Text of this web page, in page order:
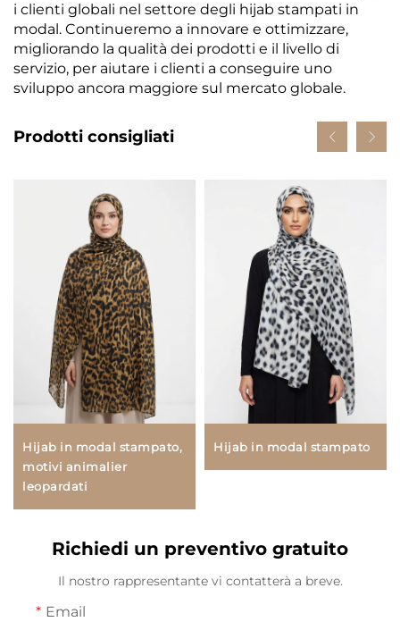
i clienti globali nel settore degli hijab stampati in
modal. Continueremo a innovare e ottimizzare,
migliorando la qualità dei prodotti e il livello di
servizio, per aiutare i clienti a conseguire uno
sviluppo ancora maggiore sul mercato globale.
Prodotti consigliati
Hijab in modal stampato,
motivi animalier
leopardati
Hijab in modal stampato
Richiedi un preventivo gratuito
Il nostro rappresentante vi contatterà a breve.
Email